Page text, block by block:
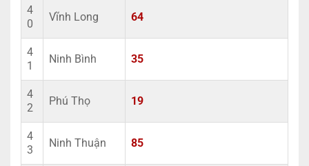
4
0
Vĩnh Long 64
4
1
Ninh Bình 35
4
2
Phú Thọ 19
4
3
Ninh Thuận 85